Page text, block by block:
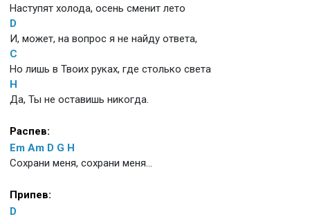
Наступят холода, осень сменит лето
D
И, может, на вопрос я не найду ответа,
C
Но лишь в Твоих руках, где столько света
H
Да, Ты не оставишь никогда.
Распев:
Em Am D G H
Сохрани меня, сохрани меня...
Припев:
D